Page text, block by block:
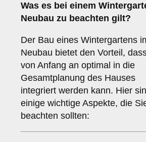
Was es bei einem
Neubau zu beachten gilt?
Der Bau eines Wintergartens
Neubau bietet den Vorteil,
von Anfang an optimal in die
Gesamtplanung des Hauses
integriert werden kann. Hier
einige wichtige Aspekte, die
beachten sollten: